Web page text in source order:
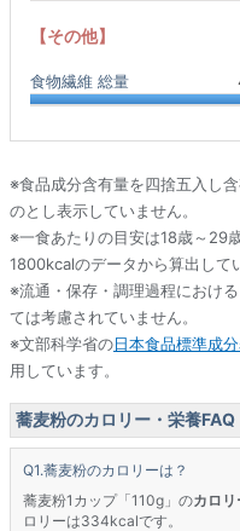
【その他】
食物繊維 総量
※食品成分含有量を四捨五入し
のとし表示していません。
※一食あたりの目安は18歳～29
1800kcalのデータから算出して
※流通・保存・調理過程におけ
ては考慮されていません。
※文部科学省の日本食品標準成
用しています。
蕎麦粉のカロリー・栄養FAQ
蕎麦粉のカロリーは？
蕎麦粉1カップ「110g」のカロ
ロリーは334kcalです。